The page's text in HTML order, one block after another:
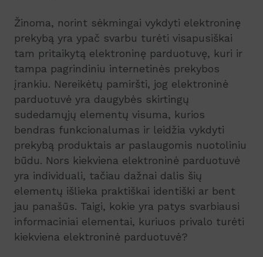
Žinoma, norint sėkmingai vykdyti elektroninę
prekybą yra ypač svarbu turėti visapusiškai
tam pritaikytą elektroninę parduotuvę, kuri ir
tampa pagrindiniu internetinės prekybos
įrankiu. Nereikėtų pamiršti, jog elektroninė
parduotuvė yra daugybės skirtingų
sudedamųjų elementų visuma, kurios
bendras funkcionalumas ir leidžia vykdyti
prekybą produktais ar paslaugomis nuotoliniu
būdu. Nors kiekviena elektroninė parduotuvė
yra individuali, tačiau dažnai dalis šių
elementų išlieka praktiškai identiški ar bent
jau panašūs. Taigi, kokie yra patys svarbiausi
informaciniai elementai, kuriuos privalo turėti
kiekviena elektroninė parduotuvė?